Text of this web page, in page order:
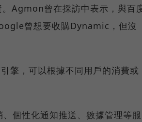
Agmon曾在採訪中表示，與百
曾想要收購Dynamic，但沒
擎，可以根據不同用戶的消費或
個性化通知推送、數據管理等服